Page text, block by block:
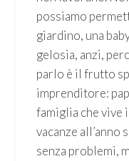
possiamo
giardino, una
gelosia, anzi,
parlo è il frutto
imprenditore:
famiglia che vive
vacanze all’anno
senza problemi,